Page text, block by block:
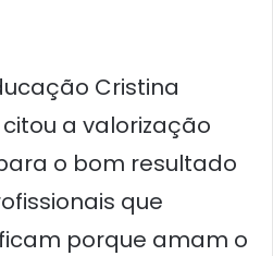
Cristina
a valorização
o bom resultado
que
porque amam o